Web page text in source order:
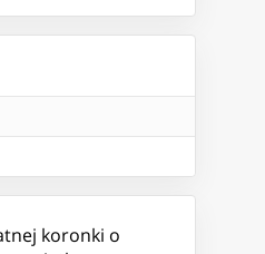
koronki o